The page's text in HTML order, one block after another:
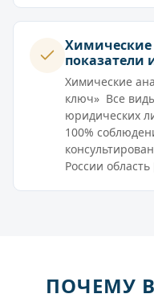
показатели
Химические
ключ» Все
юридических
100%
России
ПОЧЕМУ